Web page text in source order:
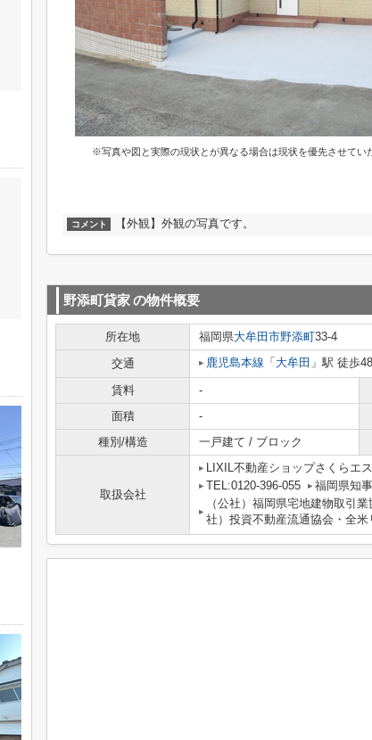
※写真や図と実際の現状とが異なる場合は現状を優先させてい
コメント 【外観】外観の写真です。
野添町貸家の物件概要
所在地 福岡県大牟田市野添町33-4
交通
鹿児島本線 「 大牟田 」駅 徒歩
賃料 -
面積
-
種別/構造
一戸建て / ブロック
取扱会社
LIXIL不動産ショップさくらエ
TEL:0120-396-055
福岡県知
（公社）福岡県宅地建物取引
社）投資不動産流通協会・全米